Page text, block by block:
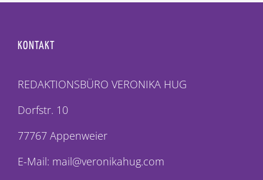
KONTAKT
REDAKTIONSBÜRO VERONIKA HUG
Dorfstr. 10
77767 Appenweier
E-Mail: mail@veronikahug.com